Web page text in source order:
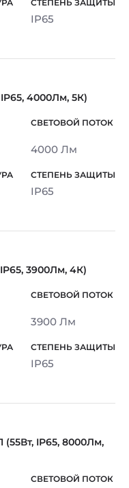
IP65
4000Лм, 5К)
4000 Лм
IP65
3900Лм, 4К)
3900 Лм
IP65
IP65, 8000Лм,